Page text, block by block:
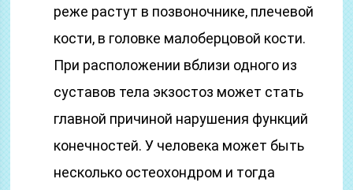
реже растут в позвоночнике, плечевой
кости, в головке малоберцовой кости.
При расположении вблизи одного из
суставов тела экзостоз может стать
главной причиной нарушения функций
конечностей. У человека может быть
несколько остеохондром и тогда